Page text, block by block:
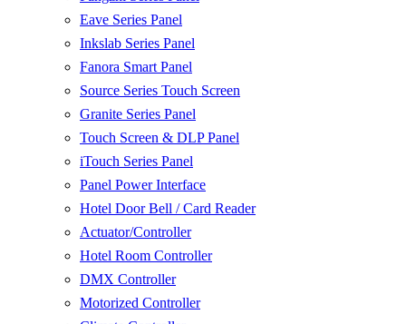
Eave Series Panel
Inkslab Series Panel
Fanora Smart Panel
Source Series Touch Screen
Granite Series Panel
Touch Screen & DLP Panel
iTouch Series Panel
Panel Power Interface
Hotel Door Bell / Card Reader
Actuator/Controller
Hotel Room Controller
DMX Controller
Motorized Controller